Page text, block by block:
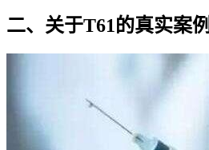
二、关于T61的真实案例